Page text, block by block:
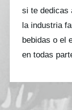
si te dedicas
la industria
bebidas o el
en todas